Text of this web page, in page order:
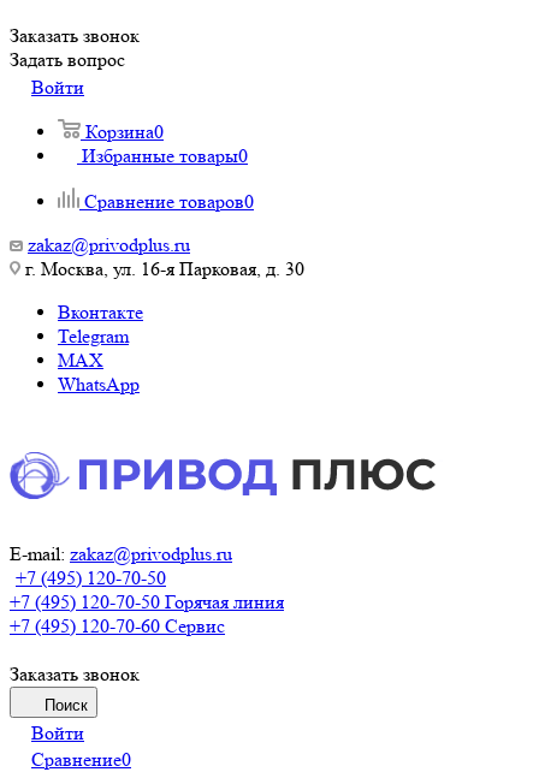
Заказать звонок
Задать вопрос
Войти
Корзина0
Избранные товары0
Сравнение товаров0
zakaz@privodplus.ru
г. Москва, ул. 16-я Парковая, д. 30
Вконтакте
Telegram
MAX
WhatsApp
E-mail: zakaz@privodplus.ru
+7 (495) 120-70-50
+7 (495) 120-70-50 Горячая линия
+7 (495) 120-70-60 Сервис
Заказать звонок
Поиск
Войти
Сравнение0